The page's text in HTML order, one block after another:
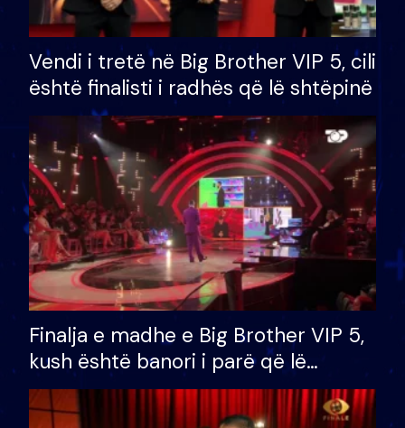
Vendi i tretë në Big Brother VIP 5, cili
është finalisti i radhës që lë shtëpinë
Finalja e madhe e Big Brother VIP 5,
kush është banori i parë që lë
shtëpinë dhe humb mundësinë për
të fituar çmimin e madh